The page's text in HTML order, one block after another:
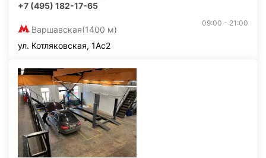
+7 (495) 182-17-65
Варшавская(1400 м)
09:00 - 21:00
ул. Котляковская, 1Ас2